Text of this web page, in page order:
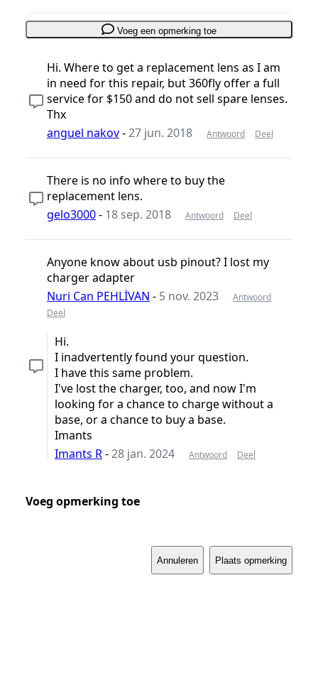
Voeg een opmerking toe
Hi. Where to get a replacement lens as I am
in need for this repair, but 360fly offer a full
service for $150 and do not sell spare lenses.
Thx
anguel nakov-27 jun. 2018 Antwoord Deel
There is no info where to buy the
replacement lens.
gelo3000- 18 sep. 2018 Antwoord Deel
Anyone know about usb pinout? I lost my
charger adapter
Nuri Can PEHLİVAN - 5 nov. 2023
Antwoord
Deel
Hi.
I inadvertently found your question.
I have this same problem.
I've lost the charger, too, and now I'm
looking for a chance to charge without a
base, or a chance to buy a base.
Imants
Imants R-28 jan. 2024 Antwoord Deel
Voeg opmerking toe
Annuleren Plaats opmerking